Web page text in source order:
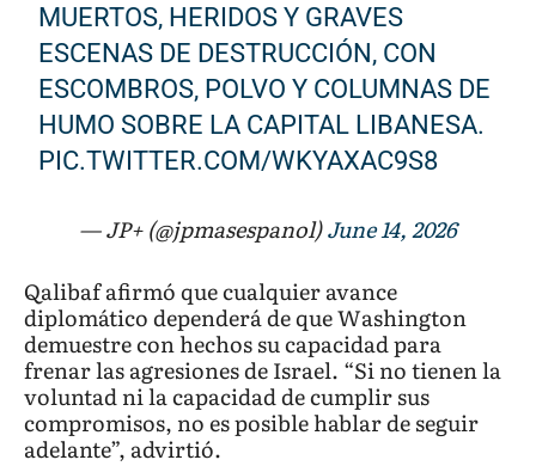
MUERTOS, HERIDOS Y GRAVES
ESCENAS DE DESTRUCCIÓN, CON
ESCOMBROS, POLVO Y COLUMNAS DE
HUMO SOBRE LA CAPITAL LIBANESA.
PIC.TWITTER.COM/WKYAXAC9S8
— JP+ (@jpmasespanol)June 14, 2026
Qalibaf afirmó que cualquier avance
diplomático dependerá de que Washington
demuestre con hechos su capacidad para
frenar las agresiones de Israel. “Si no tienen la
voluntad ni la capacidad de cumplir sus
compromisos, no es posible hablar de seguir
adelante”, advirtió.